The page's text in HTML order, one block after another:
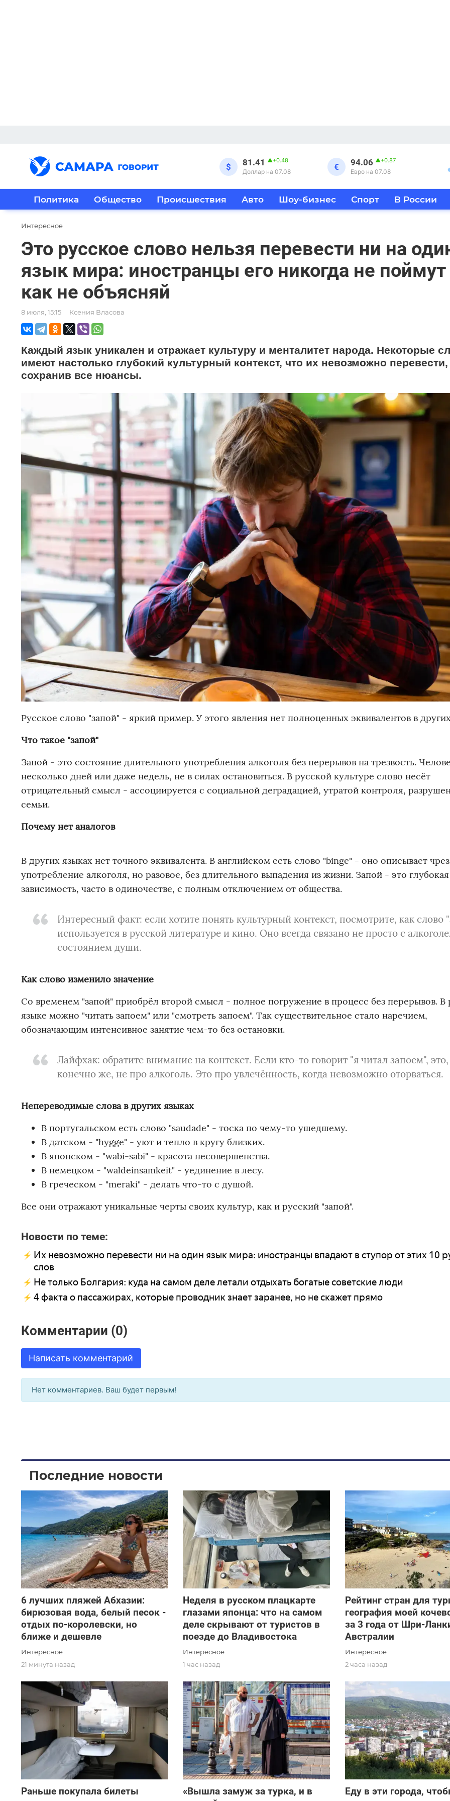
$ 81.41 ▲+0.48
Доллар на 07.08 € 94.06 ▲+0.87
Евро на 07.08
Политика Общество Происшествия Авто Шоу-бизнес Спорт В России
Интересное
Это русское слово нельзя перевести ни на
язык мира: иностранцы его никогда не поймут
как не объясняй
8 июля, 15:15 Ксения Власова
Каждый язык уникален и отражает культуру и менталитет народа. Некоторые
имеют настолько глубокий культурный контекст, что их невозможно перевести,
сохранив все нюансы.
Русское слово "запой" - яркий пример. У этого явления нет полноценных эквивалентов в
Что такое "запой"
Запой - это состояние длительного употребления алкоголя без перерывов на трезвость.
несколько дней или даже недель, не в силах остановиться. В русской культуре слово несёт
отрицательный смысл - ассоциируется с социальной деградацией, утратой контроля,
семьи.
Почему нет аналогов
В других языках нет точного эквивалента. В английском есть слово "binge" - оно описывает
употребление алкоголя, но разовое, без длительного выпадения из жизни. Запой - это глубокая
зависимость, часто в одиночестве, с полным отключением от общества.
Интересный факт: если хотите понять культурный контекст, посмотрите, как слово
используется в русской литературе и кино. Оно всегда связано не просто с
состоянием души.
Как слово изменило значение
Со временем "запой" приобрёл второй смысл - полное погружение в процесс без перерывов. В
языке можно "читать запоем" или "смотреть запоем". Так существительное стало наречием,
обозначающим интенсивное занятие чем-то без остановки.
Лайфхак: обратите внимание на контекст. Если кто-то говорит "я читал запоем", это,
конечно же, не про алкоголь. Это про увлечённость, когда невозможно оторваться.
Непереводимые слова в других языках
В португальском есть слово "saudade" - тоска по чему-то ушедшему.
В датском - "hygge" - уют и тепло в кругу близких.
В японском - "wabi-sabi" - красота несовершенства.
В немецком - "waldeinsamkeit" - уединение в лесу.
В греческом - "meraki" - делать что-то с душой.
Все они отражают уникальные черты своих культур, как и русский "запой".
Новости по теме:
Их невозможно перевести ни на один язык мира: иностранцы впадают в ступор от этих 10
слов
Не только Болгария: куда на самом деле летали отдыхать богатые советские люди
4 факта о пассажирах, которые проводник знает заранее, но не скажет прямо
Комментарии (0)
Написать комментарий
Нет комментариев. Ваш будет первым!
Последние новости
6 лучших пляжей Абхазии:
бирюзовая вода, белый песок -
отдых по-королевски, но
ближе и дешевле
Интересное
21 минута назад
Неделя в русском плацкарте
глазами японца: что на самом
деле скрывают от туристов в
поезде до Владивостока
Интересное
1 час назад
Рейтинг стран для
география моей
за 3 года от Шри-
Австралии
Интересное
2 часа назад
Раньше покупала билеты
«Вышла замуж за турка, и в
Еду в эти города,